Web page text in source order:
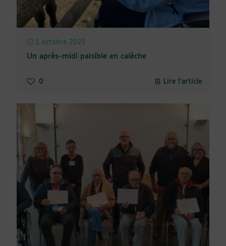
1 octobre 2025
Un après-midi paisible en calèche
0 Lire l'article